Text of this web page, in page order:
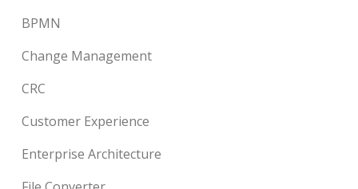
BPMN
Change Management
CRC
Customer Experience
Enterprise Architecture